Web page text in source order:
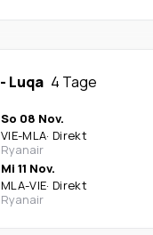
- Luqa 4 Tage
So 08 Nov.
VIE-MLA· Direkt
Ryanair
Mi 11 Nov.
MLA-VIE· Direkt
Ryanair